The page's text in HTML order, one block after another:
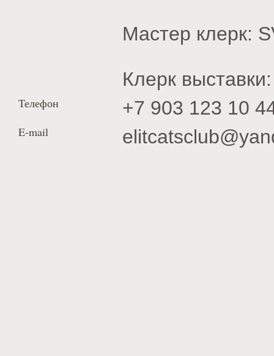
Мастер клерк:
Клерк
Телефон +7 903 123 10
E-mail